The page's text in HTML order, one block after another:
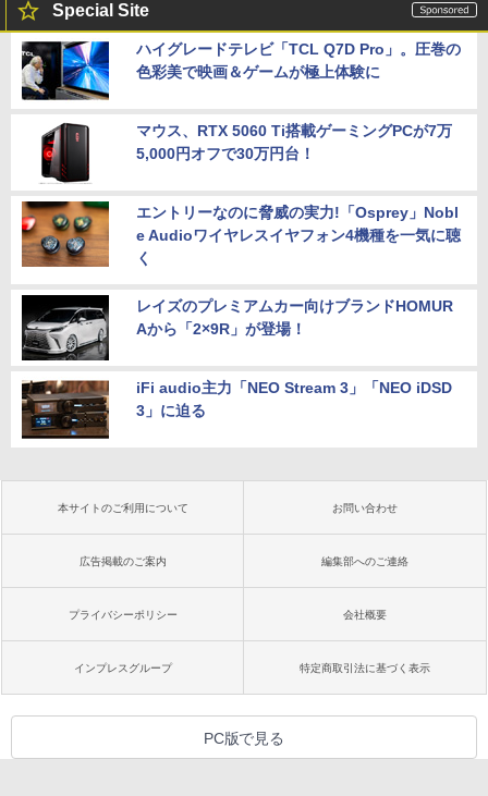
Special Site
ハイグレードテレビ「TCL Q7D Pro」。圧巻の
色彩美で映画＆ゲームが極上体験に
マウス、RTX 5060 Ti搭載ゲーミングPCが7万
5,000円オフで30万円台！
エントリーなのに脅威の実力!「Osprey」Nobl
e Audioワイヤレスイヤフォン4機種を一気に聴
く
レイズのプレミアムカー向けブランドHOMUR
Aから「2×9R」が登場！
iFi audio主力「NEO Stream 3」「NEO iDSD
3」に迫る
本サイトのご利用について お問い合わせ
広告掲載のご案内 編集部へのご連絡
プライバシーポリシー 会社概要
インプレスグループ 特定商取引法に基づく表示
PC版で見る